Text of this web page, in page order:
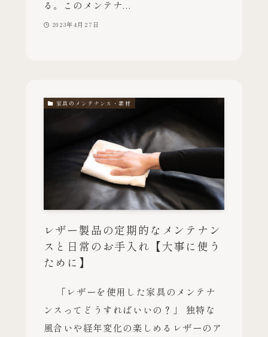
る。このメンテナ...
2023年4月27日
家具のメンテナンス・素材
レザー製品の定期的なメンテナン
スと日常のお手入れ【大事に使う
ために】
「レザーを使用した家具のメンテナ
ンスってどうすればいいの？」 独特な
風合いや経年変化の楽しめるレザーのア